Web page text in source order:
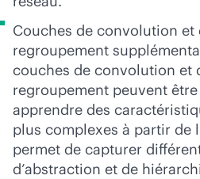
Couches de convolution et
regroupement
couches de convolution et
regroupement peuvent
apprendre des
plus complexes à partir de
permet de capturer
d’abstraction et de